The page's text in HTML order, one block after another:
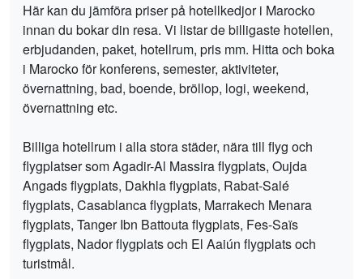
Här kan du jämföra priser på hotellkedjor i Marocko
innan du bokar din resa. Vi listar de billigaste hotellen,
erbjudanden, paket, hotellrum, pris mm. Hitta och boka
i Marocko för konferens, semester, aktiviteter,
övernattning, bad, boende, bröllop, logi, weekend,
övernattning etc.
Billiga hotellrum i alla stora städer, nära till flyg och
flygplatser som Agadir-Al Massira flygplats, Oujda
Angads flygplats, Dakhla flygplats, Rabat-Salé
flygplats, Casablanca flygplats, Marrakech Menara
flygplats, Tanger Ibn Battouta flygplats, Fes-Saïs
flygplats, Nador flygplats och El Aaiún flygplats och
turistmål.